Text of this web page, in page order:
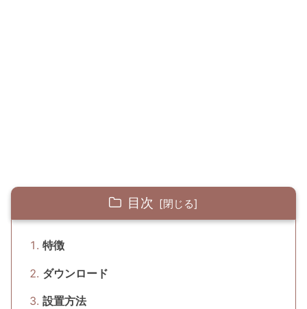
目次
特徴
ダウンロード
設置方法